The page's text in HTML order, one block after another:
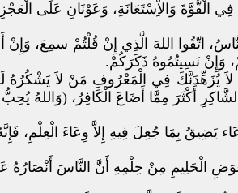
الْقُّوَّةَ وَالاِْسْتَعَانَةِ، وَعَوْنَانِ عَلَى الْعَجْزِ
اتّقُوا اللهَ الَّذِي إِنْ قُلْتُمْ سمِعَ،
وَإِنْ نَسِيتُمُوهُ ذَكَرَكُمْ.
لاَ يُزَهِّدَنَّكَ فِي الْمَعْرُوفِ مَنْ لاَ
أَكْثَرَ مِمَّا أَضَاعَ الْكَافِرُ، (وَاللهُ
يَضِيقُ بِمَا جُعِلَ فِيهِ إِلاَّ وِعَاءَ الْعِلْمِ،
الْحَلِيمِ مِنْ حِلْمِهِ أَنَّ النَّاسَ أَنْصَارُهُ